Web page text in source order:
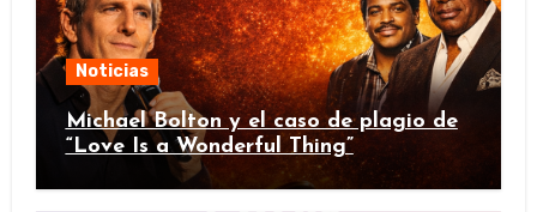
Noticias
Michael Bolton y el caso de plagio de
“Love Is a Wonderful Thing”